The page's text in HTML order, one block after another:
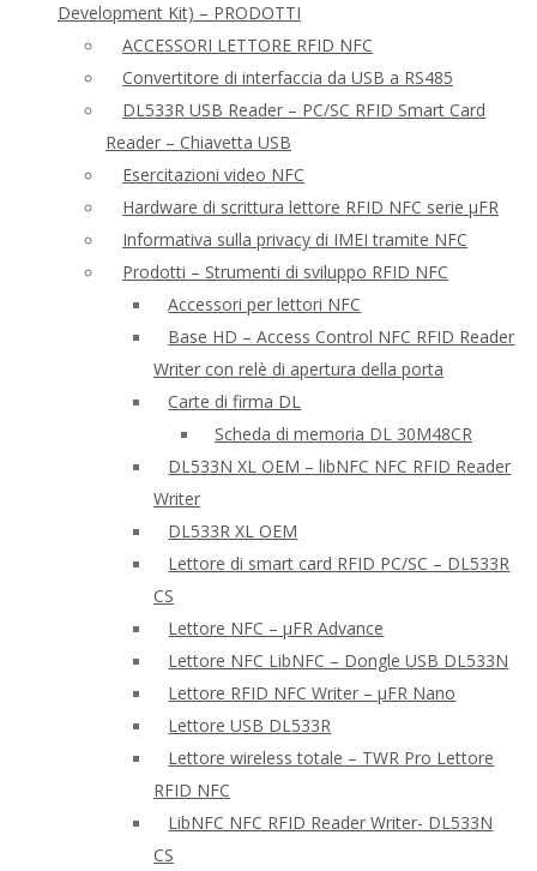
Development Kit) – PRODOTTI
ACCESSORI LETTORE RFID NFC
Convertitore di interfaccia da USB a RS485
DL533R USB Reader – PC/SC RFID Smart Card
Reader – Chiavetta USB
Esercitazioni video NFC
Hardware di scrittura lettore RFID NFC serie μFR
Informativa sulla privacy di IMEI tramite NFC
Prodotti – Strumenti di sviluppo RFID NFC
Accessori per lettori NFC
Base HD – Access Control NFC RFID Reader
Writer con relè di apertura della porta
Carte di firma DL
Scheda di memoria DL 30M48CR
DL533N XL OEM – libNFC NFC RFID Reader
Writer
DL533R XL OEM
Lettore di smart card RFID PC/SC – DL533R
CS
Lettore NFC – μFR Advance
Lettore NFC LibNFC – Dongle USB DL533N
Lettore RFID NFC Writer – μFR Nano
Lettore USB DL533R
Lettore wireless totale – TWR Pro Lettore
RFID NFC
LibNFC NFC RFID Reader Writer- DL533N
CS